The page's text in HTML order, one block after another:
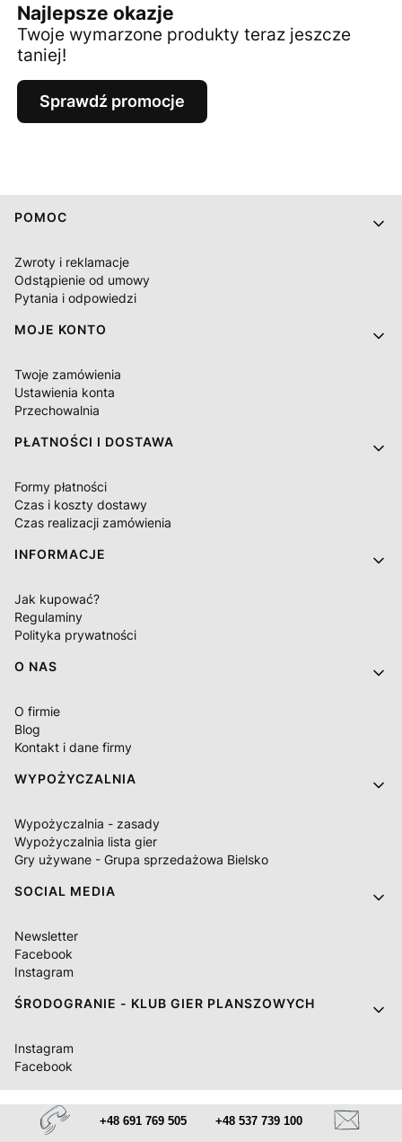
Najlepsze okazje
Twoje wymarzone produkty teraz jeszcze
taniej!
Sprawdź promocje
Linki w stopce
POMOC
Zwroty i reklamacje
Odstąpienie od umowy
Pytania i odpowiedzi
MOJE KONTO
Twoje zamówienia
Ustawienia konta
Przechowalnia
PŁATNOŚCI I DOSTAWA
Formy płatności
Czas i koszty dostawy
Czas realizacji zamówienia
INFORMACJE
Jak kupować?
Regulaminy
Polityka prywatności
O NAS
O firmie
Blog
Kontakt i dane firmy
WYPOŻYCZALNIA
Wypożyczalnia - zasady
Wypożyczalnia lista gier
Gry używane - Grupa sprzedażowa Bielsko
SOCIAL MEDIA
Newsletter
Facebook
Instagram
ŚRODOGRANIE - KLUB GIER PLANSZOWYCH
Instagram
Facebook
+48 691 769 505 +48 537 739 100